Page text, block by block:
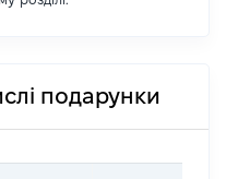
подарунки